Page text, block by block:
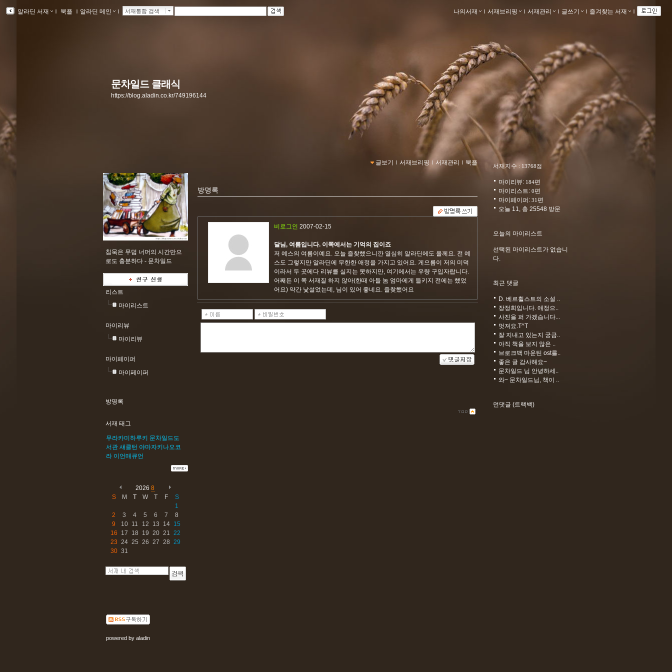
알라딘 서재 ｌ 북플 ｌ 알라딘 메인 ｌ 서재통합 검색 나의서재 ｌ 서재브리핑 ｌ 서재관리 ｌ 글쓰기 ｌ 즐겨찾는 서재 ｌ
문차일드 클래식
https://blog.aladin.co.kr/749196144
글보기 ｌ 서재브리핑 ｌ 서재관리 ｌ 북플
침묵은 무덤 너머의 시간만으
로도 충분하다 - 문차일드
리스트
마이리스트
마이리뷰
마이리뷰
마이페이퍼
마이페이퍼
방명록
서재 태그
무라카미하루키
문차일드도
서관 섀클턴 야마자키나오코
라 이언매큐언
2026 8
S
M T W T F
S
1
2
3 4 5 6 7
8
9
10 11 12 13 14
15
16
17 18 19 20 21 22
23 24 25 26 27 28 29
30 31
powered by aladin
방명록
비로그인 2007-02-15
달님, 여름입니다. 이쪽에서는 기억의 집이죠
저 예스의 여름이예요. 오늘 즐찾했으니깐 열심히 알라딘에도 올께요. 전 예
스도 그렇지만 알라딘에 무한한 애정을 가지고 있어요. 게으름이 저의 미덕
이라서 두 곳에다 리뷰를 실지는 못하지만, 여기에서는 우량 구입자랍니다.
어째든 이 쪽 서재질 하지 않아(한때 아들 놈 엄마에게 들키지 전에는 했었
어요) 약간 낯설었는데, 님이 있어 좋네요. 즐찾했어요
서재지수 : 13768점
마이리뷰: 184편
마이리스트: 0편
마이페이퍼: 31편
오늘 11, 총 25548 방문
오늘의 마이리스트
선택된 마이리스트가 없습니
다.
최근 댓글
D. 베르휠스트의 소설 ..
장정희입니다. 애정으..
사진을 퍼 가겠습니다...
멋져요.T^T
잘 지내고 있는지 궁금..
아직 책을 보지 않은 ..
브로크백 마운틴 ost를..
좋은 글 감사해요~
문차일드 님 안녕하세..
와~ 문차일드님, 책이 ..
먼댓글 (트랙백)